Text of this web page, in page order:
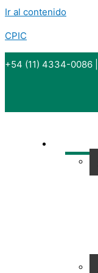
Ir al contenido
CPIC
+54 (11) 4334-0086